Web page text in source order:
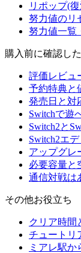
リポップ(
努力値のリ
努力値一覧
購入前に確認し
評価レビュ
予約特典と
発売日と対
Switchで遊
Switch2と
Switch2エ
アップグレ
必要容量と
通信対戦は
その他お役立ち
クリア時間
チュートリ
ミアレ駅か